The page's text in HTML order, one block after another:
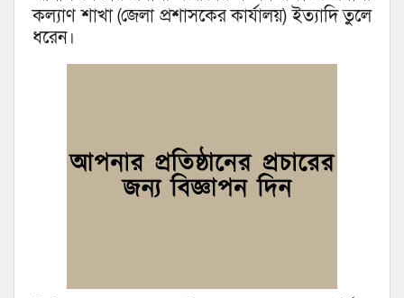
কল্যাণ শাখা (জেলা প্রশাসকের কার্যালয়) ইত্যাদি তুলে
ধরেন।